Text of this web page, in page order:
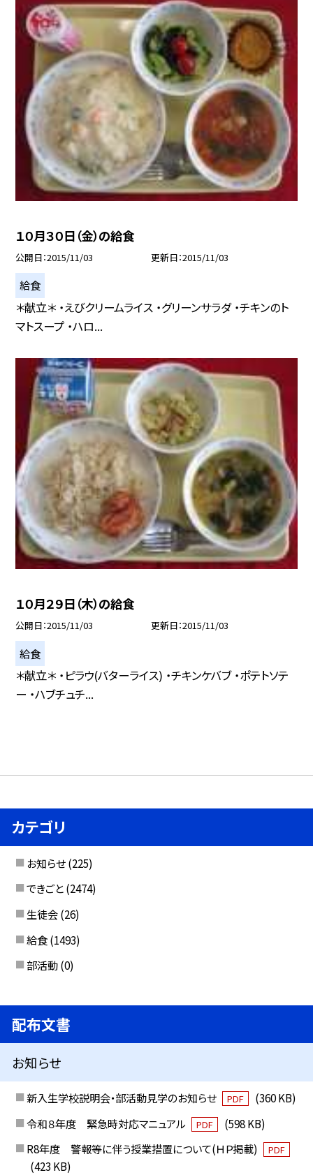
１０月３０日（金）の給食
公開日 2015/11/03 更新日 2015/11/03
給食
＊献立＊ ・えびクリームライス ・グリーンサラダ ・チキンのト
マトスープ ・ハロ...
１０月２９日（木）の給食
公開日 2015/11/03 更新日 2015/11/03
給食
＊献立＊ ・ピラウ(バターライス) ・チキンケバブ ・ポテトソテ
ー ・ハブチュチ...
カテゴリ
お知らせ (225)
できごと (2474)
生徒会 (26)
給食 (1493)
部活動 (0)
配布文書
お知らせ
新入生学校説明会・部活動見学のお知らせ PDF
(360 KB)
令和８年度 緊急時対応マニュアル
PDF
(598 KB)
R8年度 警報等に伴う授業措置について(ＨＰ掲載)
PDF
(423 KB)